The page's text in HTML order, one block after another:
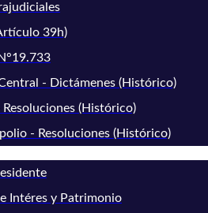
39h)
- Dictámenes (Histórico)
(Histórico)
- Resoluciones (Histórico)
Intéres y Patrimonio